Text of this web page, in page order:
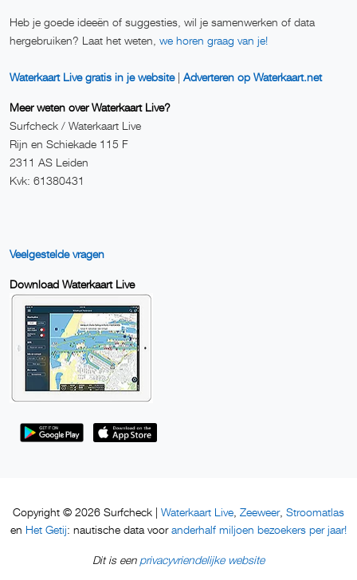
Heb je goede ideeën of suggesties, wil je samenwerken of data
hergebruiken? Laat het weten, we horen graag van je!
Waterkaart Live gratis in je website| Adverteren op Waterkaart.net
Meer weten over Waterkaart Live?
Surfcheck / Waterkaart Live
Rijn en Schiekade 115 F
2311 AS Leiden
Kvk: 61380431
Veelgestelde vragen
Download Waterkaart Live
Copyright © 2026 Surfcheck | Waterkaart Live Zeeweer, Stroomatlas
en Het Getij: nautische data vooranderhalf miljoen bezoekers per jaar!
Dit is een privacyvriendelijke website